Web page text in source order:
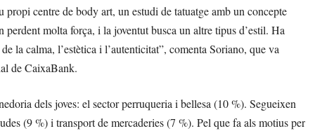
centre de body art, un estudi de tatuatge amb un concepte
molta força, i la joventut busca un altre tipus d’estil. Ha
la calma, l’estètica i l’autenticitat”, comenta Soriano, que va
de CaixaBank.
dels joves: el sector perruqueria i bellesa (10 %). Segueixen
(9 %) i transport de mercaderies (7 %). Pel que fa als motius per